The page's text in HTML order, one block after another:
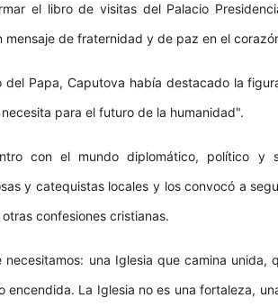
el libro de visitas del Palacio
mensaje de fraternidad y de paz en el
del Papa, Caputova había destacado la
para el futuro de la humanidad".
con el mundo diplomático, político y
y catequistas locales y los convocó a
confesiones cristianas.
necesitamos: una Iglesia que camina
encendida. La Iglesia no es una fortaleza,